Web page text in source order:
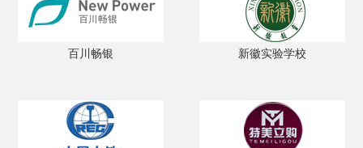
百川畅银 新徽实验学校